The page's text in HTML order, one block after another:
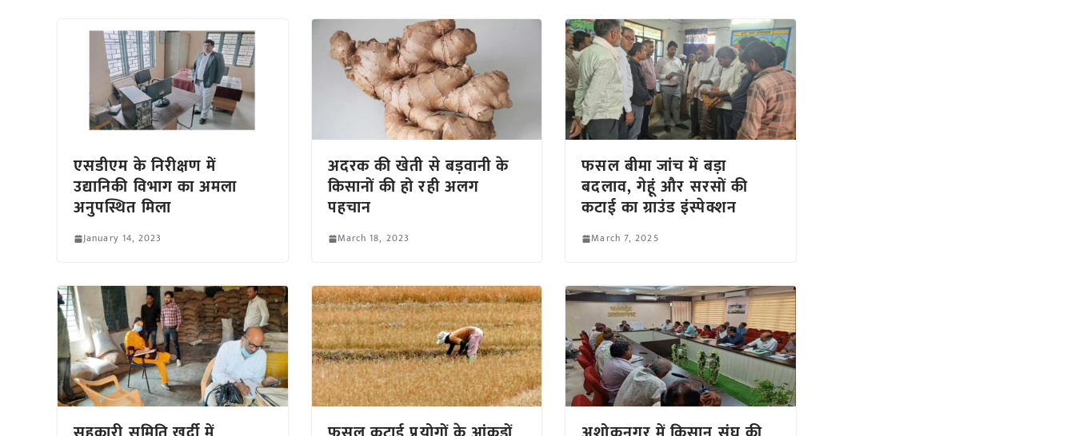
एसडीएम के निरीक्षण में
उद्यानिकी विभाग का अमला
अनुपस्थित मिला
January 14, 2023
अदरक की खेती से बड़वानी के
किसानों की हो रही अलग
पहचान
March 18, 2023
फसल बीमा जांच में बड़ा
बदलाव, गेहूं और सरसों की
कटाई का ग्राउंड इंस्पेक्शन
March 7, 2025